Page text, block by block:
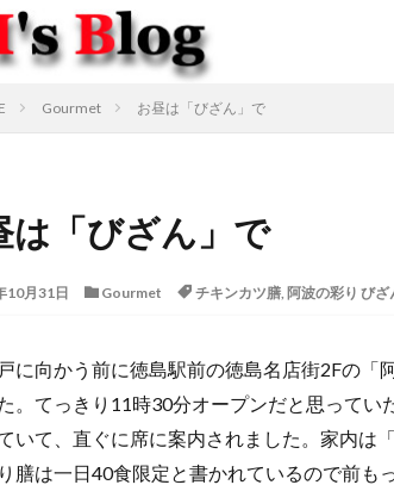
Gourmet お昼は「びざん」で
は「びざん」で
10月31日 Gourmet チキンカツ膳, 阿波の彩り びざ
に向かう前に徳島駅前の徳島名店街2Fの「
。てっきり11時30分オープンだと思って
いて、直ぐに席に案内されました。家内は
膳は一日40食限定と書かれているので前も